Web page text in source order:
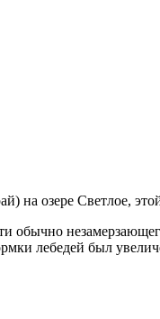
озере Светлое,
обычно
лебедей был